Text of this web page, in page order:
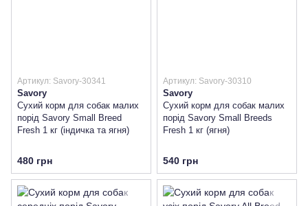
Артикул: Savory-30341
Savory
Сухий корм для собак малих
порід Savory Small Breed
Fresh 1 кг (індичка та ягня)
480 грн
Артикул: Savory-30310
Savory
Сухий корм для собак малих
порід Savory Small Breeds
Fresh 1 кг (ягня)
540 грн